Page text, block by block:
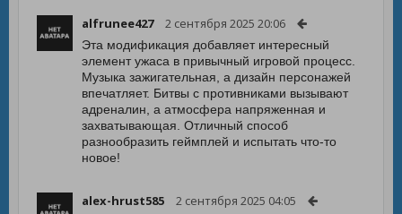
alfrunee427 2 сентября 2025 20:06
Эта модификация добавляет интересный
элемент ужаса в привычный игровой процесс.
Музыка зажигательная, а дизайн персонажей
впечатляет. Битвы с противниками вызывают
адреналин, а атмосфера напряженная и
захватывающая. Отличный способ
разнообразить геймплей и испытать что-то
новое!
alex-hrust585 2 сентября 2025 04:05